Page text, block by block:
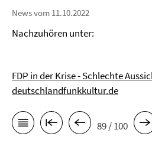
News vom 11.10.2022
Nachzuhören unter:
FDP in der Krise - Schlechte
deutschlandfunkkultur.de
89 / 100